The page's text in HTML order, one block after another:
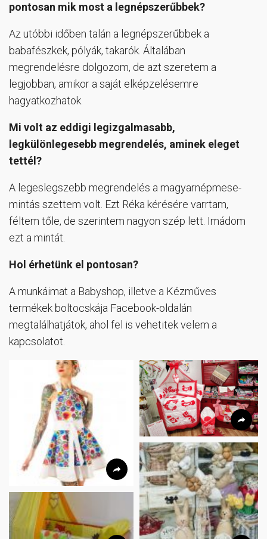
pontosan mik most a legnépszerűbbek?
Az utóbbi időben talán a legnépszerűbbek a
babafészkek, pólyák, takarók. Általában
megrendelésre dolgozom, de azt szeretem a
legjobban, amikor a saját elképzelésemre
hagyatkozhatok.
Mi volt az eddigi legizgalmasabb,
legkülönlegesebb megrendelés, aminek eleget
tettél?
A legeslegszebb megrendelés a magyarnépmese-
mintás szettem volt. Ezt Réka kérésére varrtam,
féltem tőle, de szerintem nagyon szép lett. Imádom
ezt a mintát.
Hol érhetünk el pontosan?
A munkáimat a Babyshop, illetve a Kézműves
termékek boltocskája Facebook-oldalán
megtalálhatjátok, ahol fel is vehetitek velem a
kapcsolatot.